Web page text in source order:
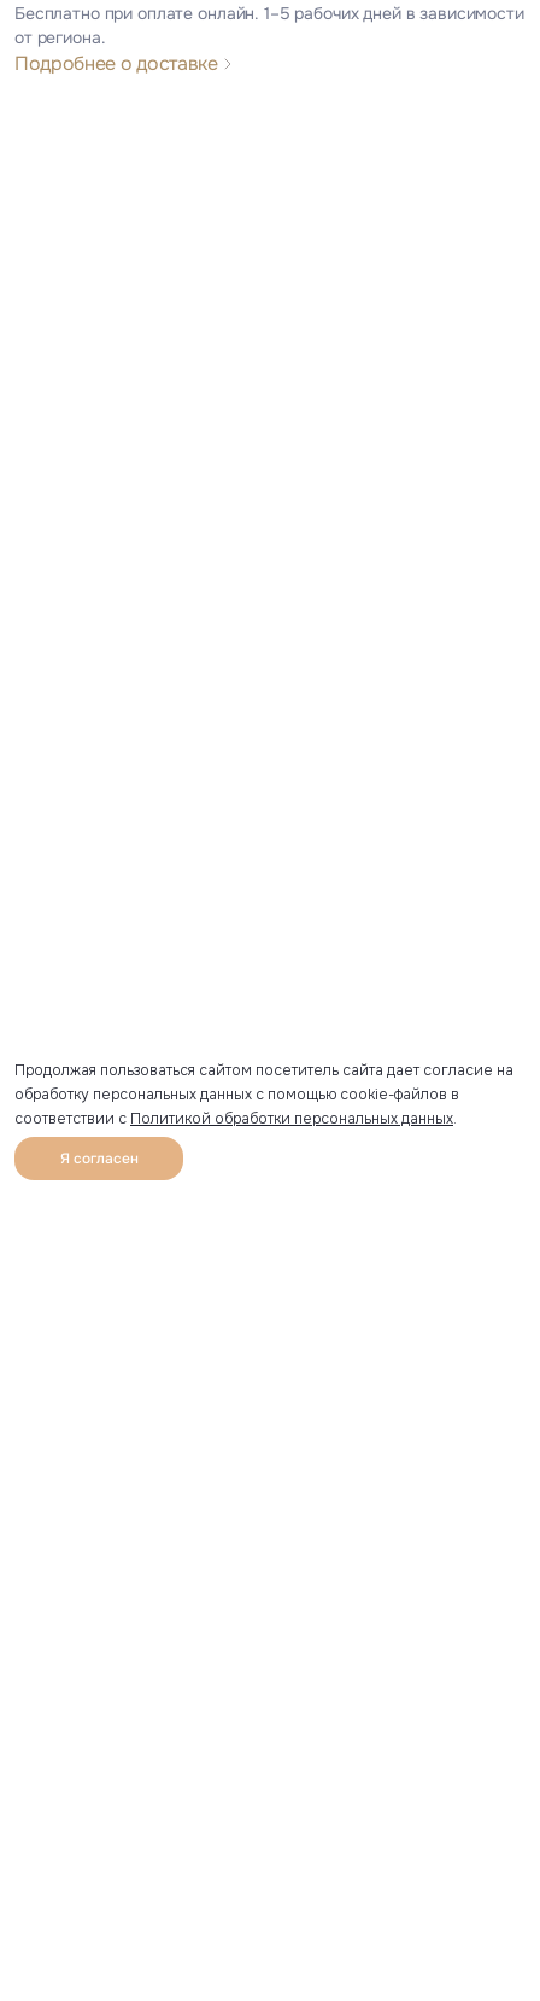
Бесплатно при оплате онлайн. 1–5 рабочих дней в зависимости
от региона.
Подробнее о доставке
Каталог Избранное
Продолжая пользоваться сайтом посетитель сайта дает согласие на
обработку персональных данных с помощью cookie-файлов в
соответствии с Политикой обработки персональных данных.
Я согласен